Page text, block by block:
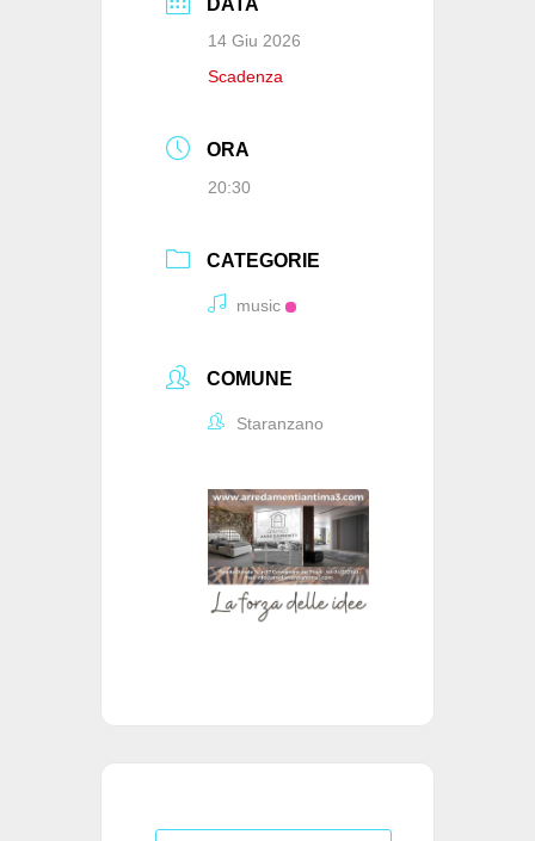
DATA
14 Giu 2026
Scadenza
ORA
20:30
CATEGORIE
music
COMUNE
Staranzano